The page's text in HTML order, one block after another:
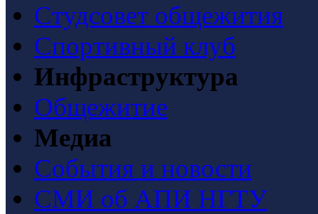
Студсовет общежития
Спортивный клуб
Инфраструктура
Общежитие
Медиа
События и новости
СМИ об АПИ НГТУ